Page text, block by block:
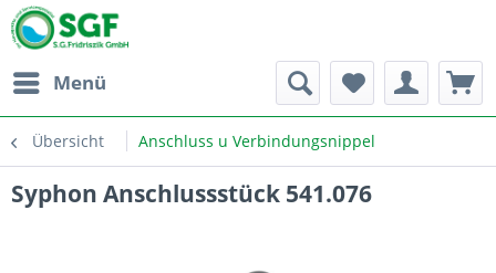
Menü
Übersicht Anschluss u Verbindungsnippel
Syphon Anschlussstück 541.076